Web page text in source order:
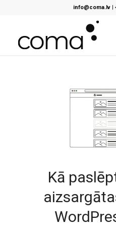
info@coma.lv|
Kā